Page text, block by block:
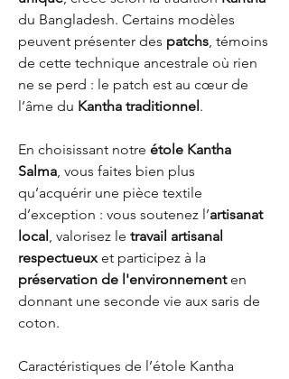
du Bangladesh. Certains modèles
peuvent présenter des patchs, témoins
de cette technique ancestrale où rien
ne se perd : le patch est au cœur de
l’âme du Kantha traditionnel .
En choisissant notre étole Kantha
Salma, vous faites bien plus
qu’acquérir une pièce textile
d’exception : vous soutenez l’artisanat
local , valorisez le travail artisanal
respectueuxet participez à la
préservation de l'environnementen
donnant une seconde vie aux saris de
coton.
Caractéristiques de l’étole Kantha